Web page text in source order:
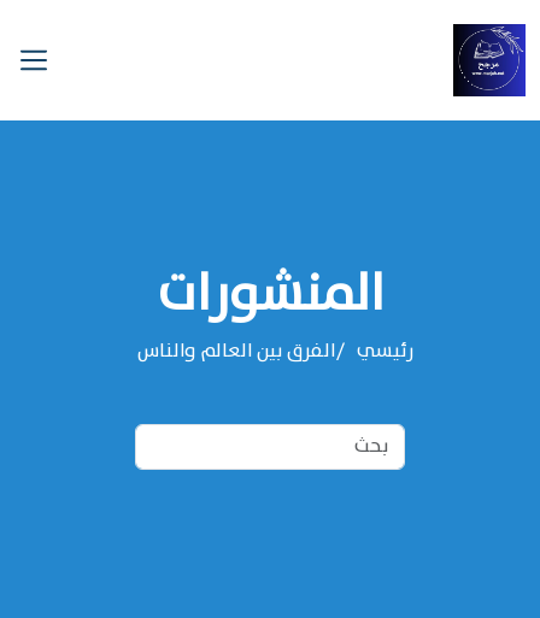
المنشورات
رئيسي الفرق بين العالم والناس